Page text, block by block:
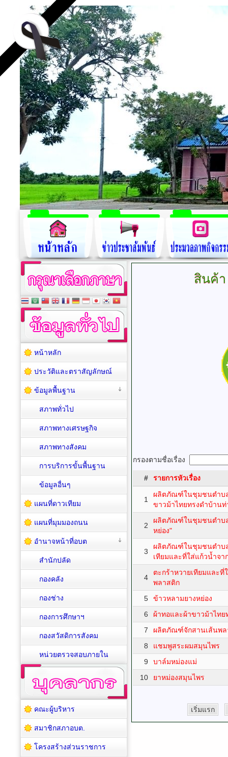
สินค้า
กรองตามชื่อเรื่อง
# รายการหัวเรื่อง
1
ผลิตภัณฑ์ในชุมชนตำบล
ขาวม้าไทยทรงดำบ้านท่
2
ผลิตภัณฑ์ในชุมชนตำบล
หย่อง"
3
ผลิตภัณฑ์ในชุมชนตำบล
เทียมและที่ใส่แก้วน้ำจา
4
ตะกร้าหวายเทียมและที่
พลาสติก
5
ข้าวหลามยางหย่อง
6
ผ้าทอและผ้าขาวม้าไท
7
ผลิตภัณฑ์จักสานเส้นพล
8
แชมพูสระผมสมุนไพร
9
บาล์มหม่องแม่
10
ยาหม่องสมุนไพร
เริ่มแรก
หน้าหลัก
ประวัติและตราสัญลักษณ์
ข้อมูลพื้นฐาน
สภาพทั่วไป
สภาพทางเศรษฐกิจ
สภาพทางสังคม
การบริการขั้นพื้นฐาน
ข้อมูลอื่นๆ
แผนที่ดาวเทียม
แผนที่มุมมองถนน
อำนาจหน้าที่อบต
สำนักปลัด
กองคลัง
กองช่าง
กองการศึกษาฯ
กองสวัสดิการสังคม
หน่วยตรวจสอบภายใน
คณะผู้บริหาร
สมาชิกสภาอบต.
โครงสร้างส่วนราชการ